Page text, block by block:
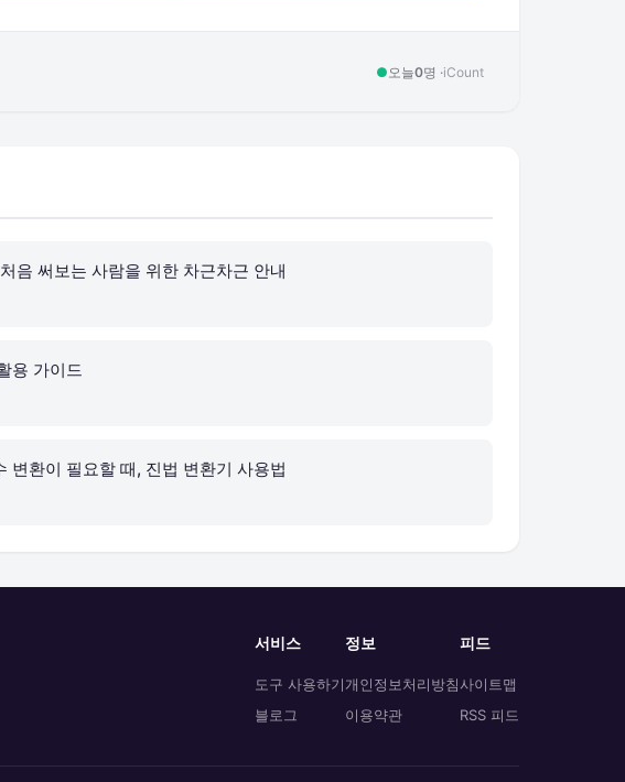
● 오늘0명 ·iCount
음 써보는 사람을 위한 차근차근 안내
용 가이드
변환이 필요할 때, 진법 변환기 사용법
서비스
도구 사용하기
블로그
정보
개인정보처리방침
이용약관
피드
사이트맵
RSS 피드